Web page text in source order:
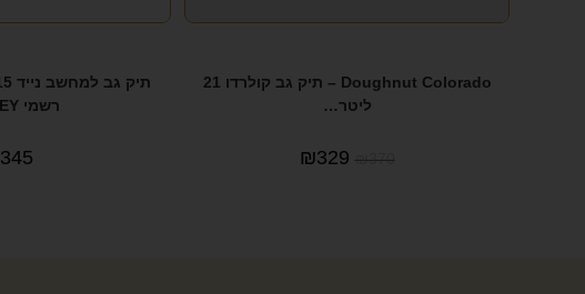
Doughnut Colorado – תיק גב קולרדו 21
ליטר…
₪370
₪329
רשמי DELSEY
345